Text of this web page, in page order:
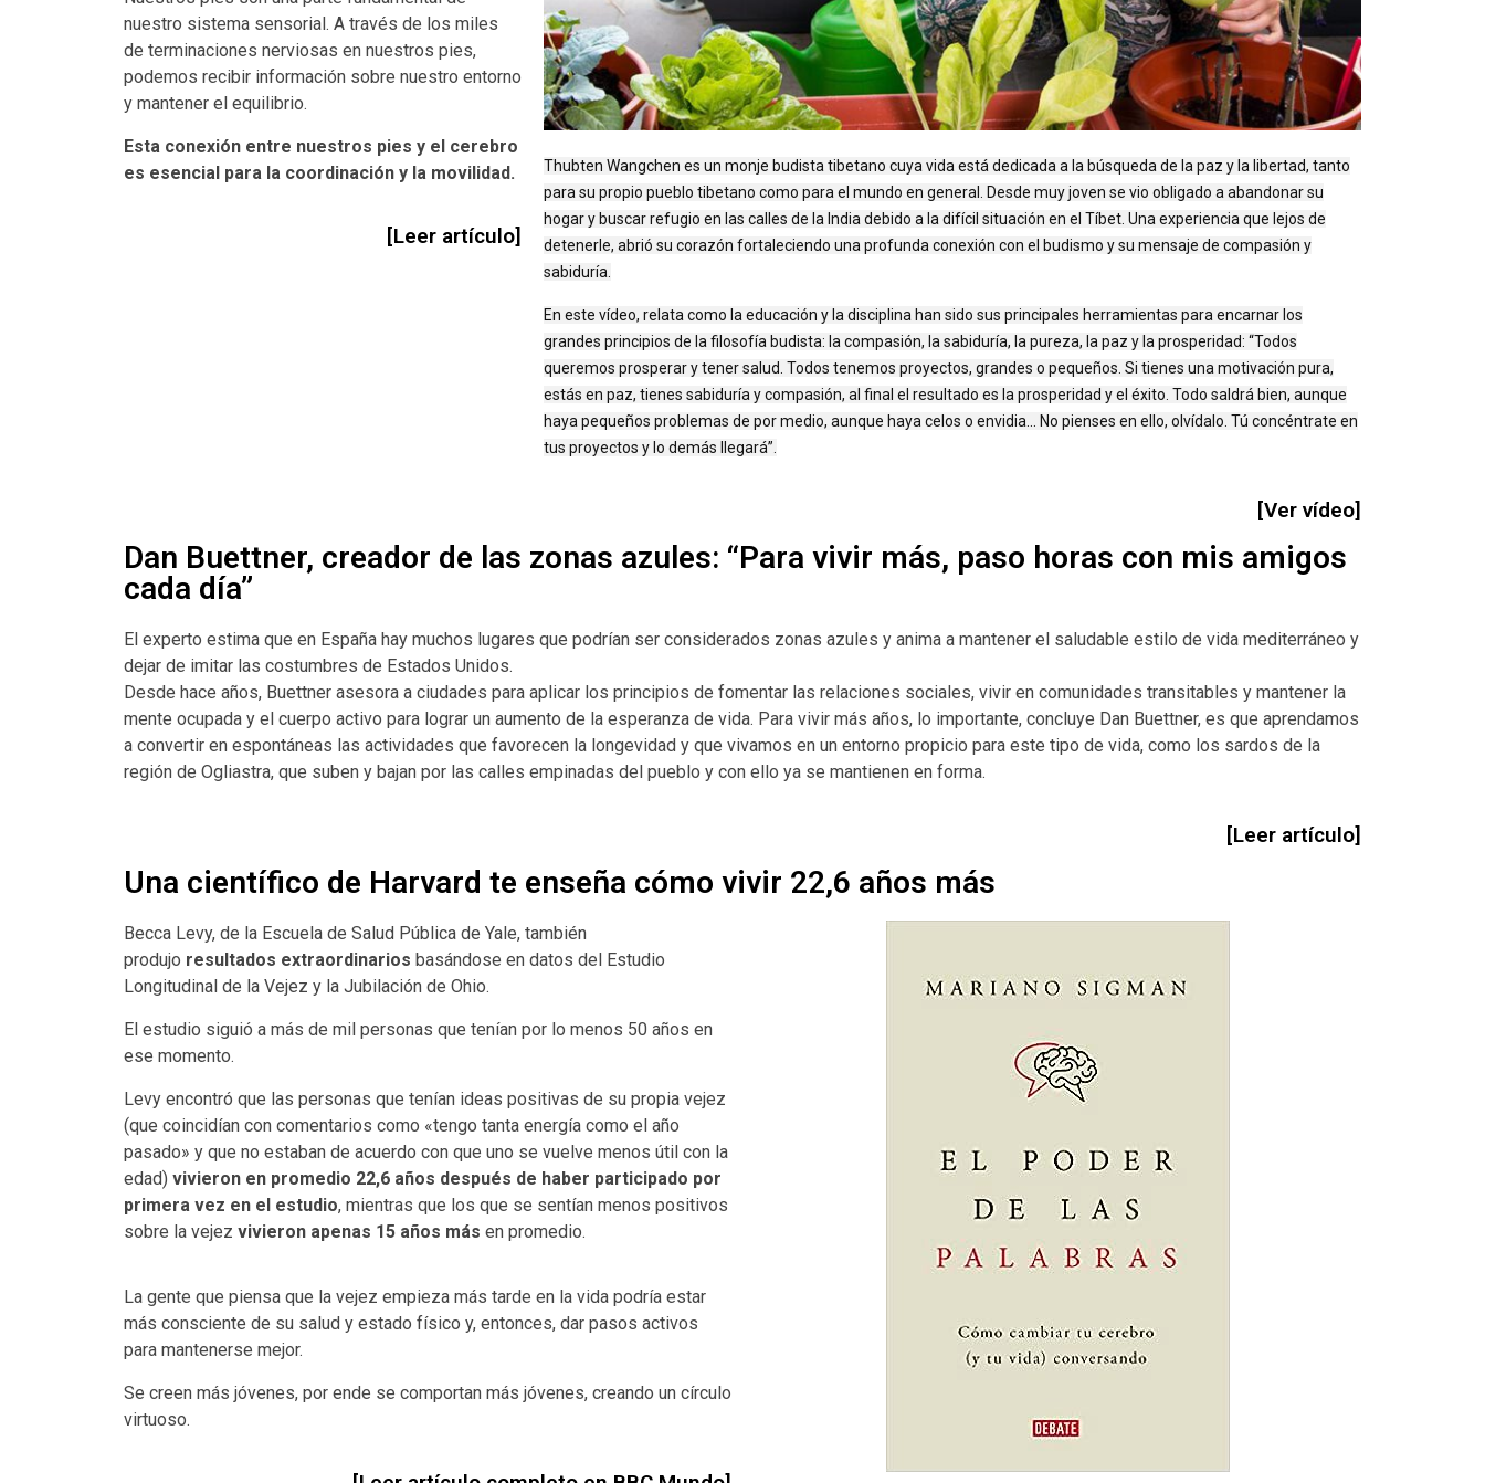
nuestro sistema sensorial. A través de los miles
de terminaciones nerviosas en nuestros pies,
podemos recibir información sobre nuestro entorno
y mantener el equilibrio.
Esta conexión entre nuestros pies y el cerebro
es esencial para la coordinación y la movilidad.
[Leer artículo]
Thubten Wangchen es un monje budista tibetano cuya vida está dedicada a la búsqueda de la paz y la libertad, tanto
para su propio pueblo tibetano como para el mundo en general. Desde muy joven se vio obligado a abandonar su
hogar y buscar refugio en las calles de la India debido a la difícil situación en el Tíbet. Una experiencia que lejos de
detenerle, abrió su corazón fortaleciendo una profunda conexión con el budismo y su mensaje de compasión y
sabiduría.
En este vídeo, relata como la educación y la disciplina han sido sus principales herramientas para encarnar los
grandes principios de la filosofía budista: la compasión, la sabiduría, la pureza, la paz y la prosperidad: “Todos
queremos prosperar y tener salud. Todos tenemos proyectos, grandes o pequeños. Si tienes una motivación pura,
estás en paz, tienes sabiduría y compasión, al final el resultado es la prosperidad y el éxito. Todo saldrá bien, aunque
haya pequeños problemas de por medio, aunque haya celos o envidia… No pienses en ello, olvídalo. Tú concéntrate en
tus proyectos y lo demás llegará”.
[Ver vídeo]
Dan Buettner, creador de las zonas azules: “Para vivir más, paso horas con mis amigos
cada día”
El experto estima que en España hay muchos lugares que podrían ser considerados zonas azules y anima a mantener el saludable estilo de vida mediterráneo y
dejar de imitar las costumbres de Estados Unidos.
Desde hace años, Buettner asesora a ciudades para aplicar los principios de fomentar las relaciones sociales, vivir en comunidades transitables y mantener la
mente ocupada y el cuerpo activo para lograr un aumento de la esperanza de vida. Para vivir más años, lo importante, concluye Dan Buettner, es que aprendamos
a convertir en espontáneas las actividades que favorecen la longevidad y que vivamos en un entorno propicio para este tipo de vida, como los sardos de la
región de Ogliastra, que suben y bajan por las calles empinadas del pueblo y con ello ya se mantienen en forma.
[Leer artículo]
Una científico de Harvard te enseña cómo vivir 22,6 años más
Becca Levy, de la Escuela de Salud Pública de Yale, también
produjo resultados extraordinarios basándose en datos del Estudio
Longitudinal de la Vejez y la Jubilación de Ohio.
El estudio siguió a más de mil personas que tenían por lo menos 50 años en
ese momento.
Levy encontró que las personas que tenían ideas positivas de su propia vejez
(que coincidían con comentarios como «tengo tanta energía como el año
pasado» y que no estaban de acuerdo con que uno se vuelve menos útil con la
edad) vivieron en promedio 22,6 años después de haber participado por
primera vez en el estudio, mientras que los que se sentían menos positivos
sobre la vejez vivieron apenas 15 años más en promedio.
La gente que piensa que la vejez empieza más tarde en la vida podría estar
más consciente de su salud y estado físico y, entonces, dar pasos activos
para mantenerse mejor.
Se creen más jóvenes, por ende se comportan más jóvenes, creando un círculo
virtuoso.